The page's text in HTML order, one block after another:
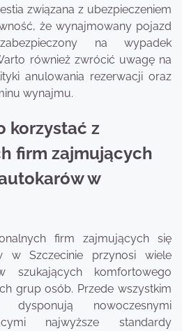
związana z ubezpieczeniem
że wynajmowany pojazd
na wypadek
również zwrócić uwagę na
anulowania rezerwacji oraz
wynajmu.
korzystać z
firm zajmujących
w
firm zajmujących się
w Szczecinie przynosi wiele
szukających komfortowego
grup osób. Przede wszystkim
dysponują nowoczesnymi
najwyższe standardy